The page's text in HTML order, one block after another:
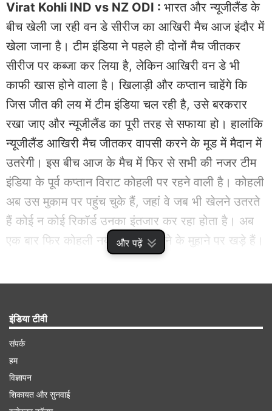
और पढ़ें
Virat Kohli IND vs NZ ODI : भारत और न्यूजीलैंड के
बीच खेली जा रही वन डे सीरीज का आखिरी मैच आज इंदौर में
खेला जाना है। टीम इंडिया ने पहले ही दोनों मैच जीतकर
सीरीज पर कब्जा कर लिया है, लेकिन आखिरी वन डे भी
काफी खास होने वाला है। खिलाड़ी और कप्तान चाहेंगे कि
जिस जीत की लय में टीम इंडिया चल रही है, उसे बरकरार
रखा जाए और न्यूजीलैंड का पूरी तरह से सफाया हो। हालांकि
न्यूजीलैंड आखिरी मैच जीतकर वापसी करने के मूड में मैदान में
उतरेगी। इस बीच आज के मैच में फिर से सभी की नजर टीम
इंडिया के पूर्व कप्तान विराट कोहली पर रहने वाली है। कोहली
अब उस मुकाम पर पहुंच चुके हैं, जहां वे जब भी खेलने उतरते
हैं कोई न कोई रिकॉर्ड उनका इंतजार कर रहा होता है। अब
एक बार फिर कोहली नया इतिहास रचने के मुहाने पर खड़े हैं।
इंडिया टीवी
संपर्क
हम
विज्ञापन
शिकायत और सुनवाई